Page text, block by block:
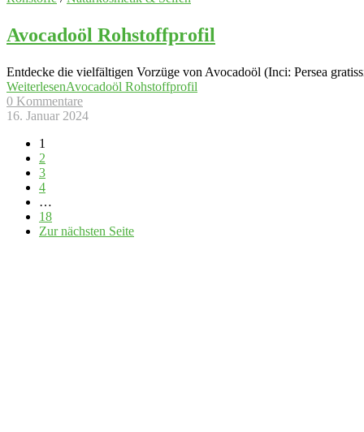
Avocadoöl Rohstoffprofil
Entdecke die vielfältigen Vorzüge von Avocadoöl (Inci: Persea
WeiterlesenAvocadoöl Rohstoffprofil
0 Kommentare
16. Januar 2024
1
2
3
4
…
18
Zur nächsten Seite